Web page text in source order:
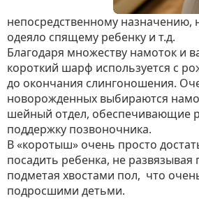
непосредственному назначению,
одеяло спящему ребенку и т.д.
Благодаря множеству намоток и
короткий шарф используется с
до окончания слингоношения.
новорожденных выбираются
шейный отдел, обеспечивающие
поддержку позвоночника.
В «коротыш» очень просто
посадить ребенка, не развязывая
подметая хвостами пол, что
подросшими детьми.